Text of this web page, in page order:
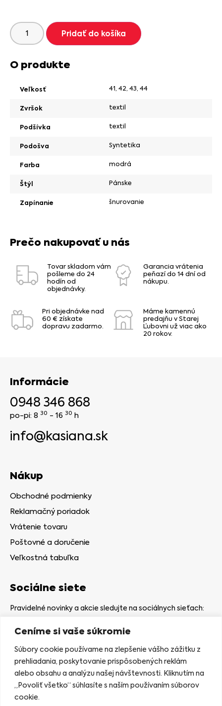
Ceníme si vaše súkromie
Súbory cookie používame na zlepšenie vášho zážitku z
prehliadania, poskytovanie prispôsobených reklám
alebo obsahu a analýzu našej návštevnosti. Kliknutím na
„Povoliť všetko“ súhlasíte s naším používaním súborov
cookie.
Pridať do košíka
O produkte
Veľkosť 41, 42, 43, 44
Zvršok textil
Podšívka textil
Podošva Syntetika
Farba modrá
Štýl Pánske
Zapínanie šnurovanie
Prečo nakupovať u nás
Tovar skladom vám
pošleme do 24
hodín od
objednávky.
Garancia vrátenia
peňazí do 14 dní od
nákupu.
Pri objednávke nad
60 € získate
dopravu zadarmo.
Máme kamennú
predajňu v Starej
Ľubovni už viac ako
20 rokov.
Informácie
0948 346 868
po-pi: 8 30 - 16 30 h
info@kasiana.sk
Nákup
Obchodné podmienky
Reklamačný poriadok
Vrátenie tovaru
Poštovné a doručenie
Veľkostná tabuľka
Sociálne siete
Pravidelné novinky a akcie sledujte na sociálnych sieťach:
Kamenná predajňa
Nám. gen. Štefaníka 7